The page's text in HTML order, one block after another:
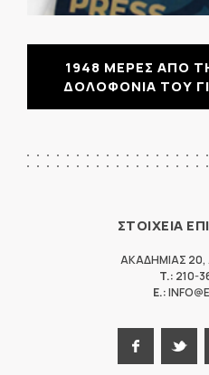
1948 ΜΕΡΕΣ ΑΠΟ
ΔΟΛΟΦΟΝΙΑ ΤΟΥ
ΣΤΟΙΧΕΙΑ
ΑΚΑΔΗΜΙΑΣ 20,
T.: 210-
E.: